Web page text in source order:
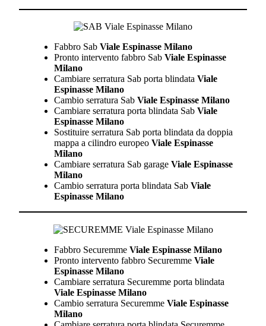
Fabbro Sab Viale Espinasse Milano
Pronto intervento fabbro Sab Viale Espinasse
Milano
Cambiare serratura Sab porta blindata Viale
Espinasse Milano
Cambio serratura Sab Viale Espinasse Milano
Cambiare serratura porta blindata Sab Viale
Espinasse Milano
Sostituire serratura Sab porta blindata da doppia
mappa a cilindro europeo Viale Espinasse
Milano
Cambiare serratura Sab garage Viale Espinasse
Milano
Cambio serratura porta blindata Sab Viale
Espinasse Milano
Fabbro Securemme Viale Espinasse Milano
Pronto intervento fabbro Securemme Viale
Espinasse Milano
Cambiare serratura Securemme porta blindata
Viale Espinasse Milano
Cambio serratura Securemme Viale Espinasse
Milano